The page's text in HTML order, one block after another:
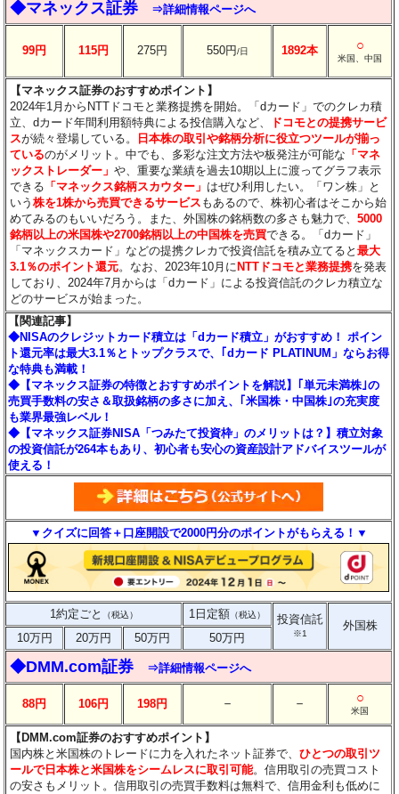
◆マネックス証券 ⇒詳細情報ページへ
99円 115円 275円 550円/日 1892本 ○
米国、中国
【マネックス証券のおすすめポイント】
2024年1月からNTTドコモと業務提携を開始。「dカード」でのクレカ積
立、dカード年間利用額特典による投信購入など、
ドコモとの提携サービ
スが続々登場している。
日本株の取引や銘柄分析に役立つツールが揃っ
ているのがメリット。中でも、多彩な注文方法や板発注が可能な 「マネ
ックストレーダー」や、重要な業績を過去10期以上に渡ってグラフ表示
できる 「マネックス銘柄スカウター」 はぜひ利用したい。「ワン株」と
いう株を1株から売買できるサービス もあるので、株初心者はそこから始
めてみるのもいいだろう。また、外国株の銘柄数の多さも魅力で、5000
銘柄以上の米国株や2700銘柄以上の中国株を売買できる。「dカード」
「マネックスカード」などの提携クレカで投資信託を積み立てると最大
3.1％のポイント還元。なお、2023年10月に NTTドコモと業務提携を発表
しており、2024年7月からは「dカード」による投資信託のクレカ積立な
どのサービスが始まった。
【関連記事】
◆NISAのクレジットカード積立は「dカード積立」がおすすめ！ ポイン
ト還元率は最大3.1％とトップクラスで、｢dカード PLATINUM」ならお得
な特典も満載！
◆【マネックス証券の特徴とおすすめポイントを解説】｢単元未満株｣の
売買手数料の安さ＆取扱銘柄の多さに加え、｢米国株・中国株｣の充実度
も業界最強レベル！
◆【マネックス証券NISA「つみたて投資枠」のメリットは？】積立対象
の投資信託が264本もあり、初心者も安心の資産設計アドバイスツールが
使える！
▼クイズに回答＋口座開設で2000円分のポイントがもらえる！▼
1約定ごと （税込） 1日定額 （税込） 投資信託
※1
外国株
10万円
20万円 50万円 50万円
◆DMM.com証券 ⇒詳細情報ページへ
88円 106円 198円 － － ○
米国
【DMM.com証券のおすすめポイント】
国内株と米国株のトレードに力を入れたネット証券で、ひとつの取引ツ
ールで日本株と米国株をシームレスに取引可能。信用取引の売買コスト
の安さもメリット。信用取引の売買手数料は無料で、信用金利も低めに